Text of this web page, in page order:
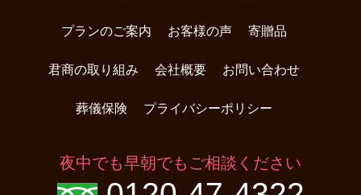
プランのご案内 お客様の声 寄贈品
君商の取り組み 会社概要 お問い合わせ
葬儀保険 プライバシーポリシー
夜中でも早朝でもご相談ください